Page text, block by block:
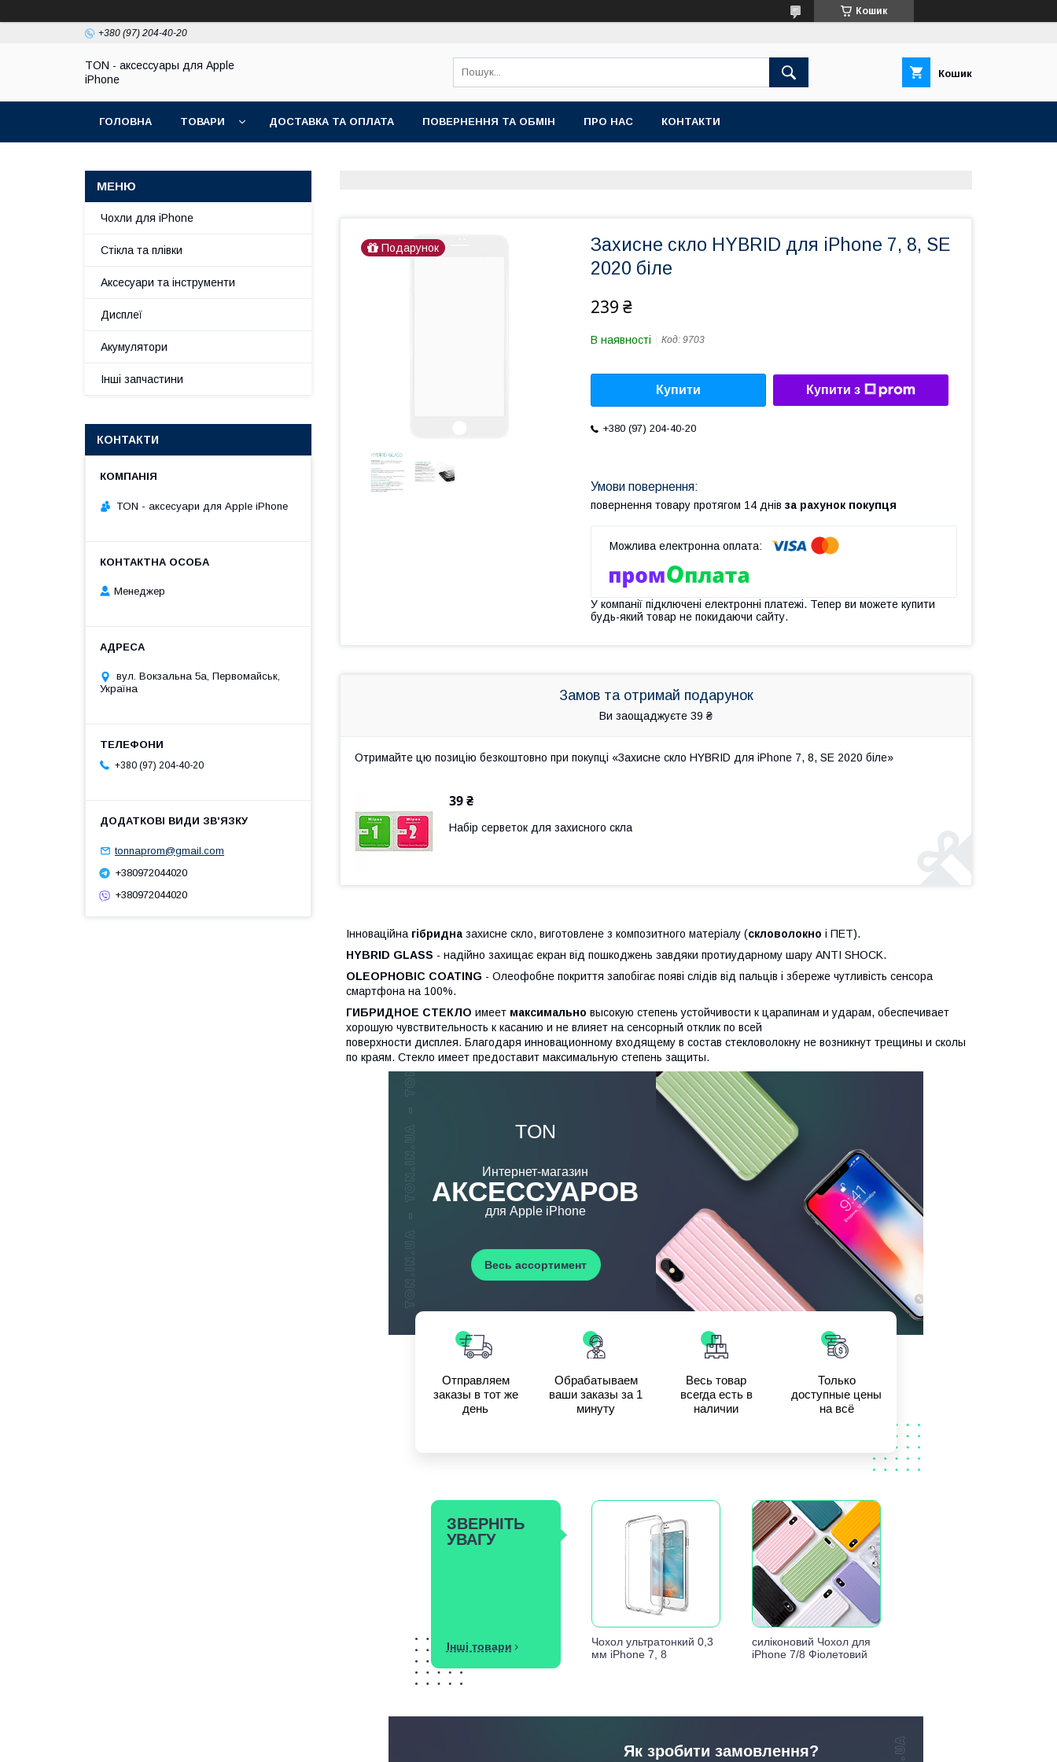
Кошик
+380 (97) 204-40-20
TON - аксессуары для Apple
iPhone
Кошик
ГОЛОВНА ТОВАРИ ДОСТАВКА ТА ОПЛАТА ПОВЕРНЕННЯ ТА ОБМІН ПРО НАС КОНТАКТИ
Подарунок
Захисне скло HYBRID для iPhone 7, 8, SE
2020 біле
239 ₴
В наявності Код: 9703
Купити Купити з
+380 (97) 204-40-20
повернення товару протягом 14 днів за рахунок покупця
У компанії підключені електронні платежі. Тепер ви можете купити
будь-який товар не покидаючи сайту.
Замов та отримай подарунок
Ви заощаджуєте 39 ₴
Отримайте цю позицію безкоштовно при покупці «Захисне скло HYBRID для iPhone 7, 8, SE 2020 біле»
39 ₴
Набір серветок для захисного скла
Інноваційна гібридна захисне скло, виготовлене з композитного матеріалу (скловолокно і ПЕТ).
HYBRID GLASS - надійно захищає екран від пошкоджень завдяки протиударному шару ANTI SHOCK.
OLEOPHOBIC COATING - Олеофобне покриття запобігає появі слідів від пальців і збереже чутливість сенсора
смартфона на 100%.
ГИБРИДНОЕ СТЕКЛО имеет максимально высокую степень устойчивости к царапинам и ударам, обеспечивает
хорошую чувствительность к касанию и не влияет на сенсорный отклик по всей
поверхности дисплея. Благодаря инновационному входящему в состав стекловолокну не возникнут трещины и сколы
по краям. Стекло имеет предоставит максимальную степень защиты.
TON
Интернет-магазин
АКСЕССУАРОВ
для Apple iPhone
Весь ассортимент
Отправляем
заказы в тот же
день
Обрабатываем
ваши заказы за 1
минуту
Весь товар
всегда есть в
наличии
Только
доступные цены
на всё
ЗВЕРНІТЬ
УВАГУ
Інші товари
Чохол ультратонкий 0,3
мм iPhone 7, 8
силіконовий Чохол для
iPhone 7/8 Фіолетовий
Як зробити замовлення?
Чохли для iPhone
Стікла та плівки
Аксесуари та інструменти
Дисплеї
Акумулятори
Інші запчастини
КОНТАКТИ
TON - аксесуари для Apple iPhone
Менеджер
вул. Вокзальна 5а, Первомайськ,
Україна
+380 (97) 204-40-20
tonnaprom@gmail.com
+380972044020
+380972044020